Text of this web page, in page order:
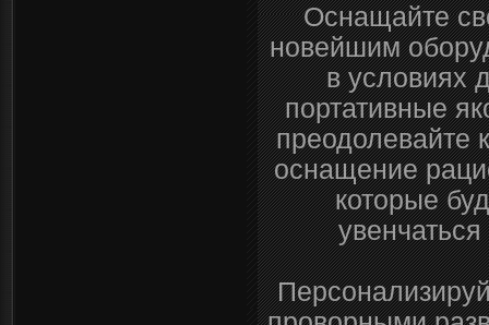
Оснащайте
новейшим
в условиях
портативные
преодолевайте
оснащение
которые